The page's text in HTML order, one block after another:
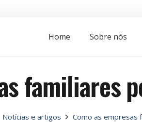
Home Sobre nós
familiares
Notícias e artigos Como as empresas